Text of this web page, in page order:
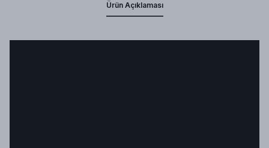
Ürün Açıklaması